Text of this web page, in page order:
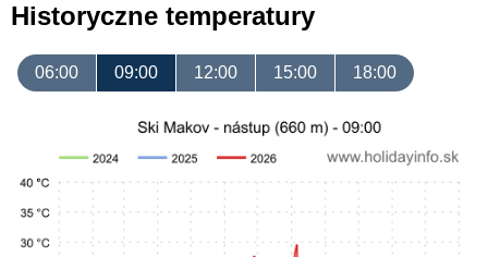
Historyczne temperatury
06:00 09:00 12:00 15:00 18:00